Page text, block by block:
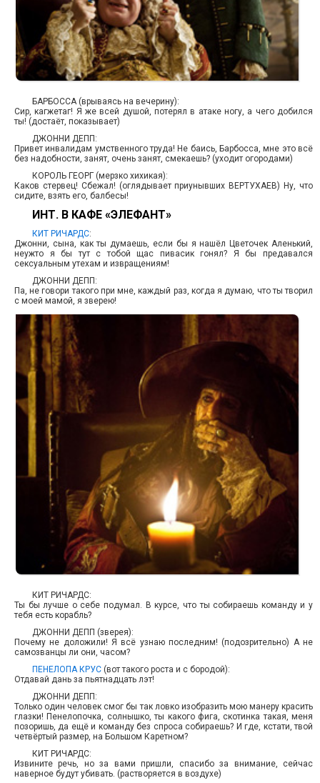
БАРБОССА (врываясь на вечерину):
Сир, кагжетаг! Я же всей душой, потерял в атаке ногу, а чего добился
ты! (достаёт, показывает)
ДЖОННИ ДЕПП:
Привет инвалидам умственного труда! Не баись, Барбосса, мне это всё
без надобности, занят, очень занят, смекаешь? (уходит огородами)
КОРОЛЬ ГЕОРГ (мерзко хихикая):
Каков стервец! Сбежал! (оглядывает приунывших ВЕРТУХАЕВ) Ну, что
сидите, взять его, балбесы!
ИНТ. В КАФЕ «ЭЛЕФАНТ»
КИТ РИЧАРДС:
Джонни, сына, как ты думаешь, если бы я нашёл Цветочек Аленький,
неужто я бы тут с тобой щас пивасик гонял? Я бы предавался
сексуальным утехам и извращениям!
ДЖОННИ ДЕПП:
Па, не говори такого при мне, каждый раз, когда я думаю, что ты творил
с моей мамой, я зверею!
КИТ РИЧАРДС:
Ты бы лучше о себе подумал. В курсе, что ты собираешь команду и у
тебя есть корабль?
ДЖОННИ ДЕПП (зверея):
Почему не доложили! Я всё узнаю последним! (подозрительно) А не
самозванцы ли они, часом?
ПЕНЕЛОПА КРУС (вот такого роста и с бородой):
Отдавай дань за пьятнадцать лэт!
ДЖОННИ ДЕПП:
Только один человек смог бы так ловко изобразить мою манеру красить
глазки! Пенелопочка, солнышко, ты какого фига, скотинка такая, меня
позоришь, да ещё и команду без спроса собираешь? И где, кстати, твой
четвёртый размер, на Большом Каретном?
КИТ РИЧАРДС:
Извините речь, но за вами пришли, спасибо за внимание, сейчас
наверное будут убивать. (растворяется в воздухе)